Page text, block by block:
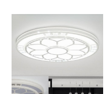
tinta, 1 luz, LED, montaje
superficial, 110V-120V,
tres niveles (luz
cálida/blanca/neutra de
atenuación), 16"